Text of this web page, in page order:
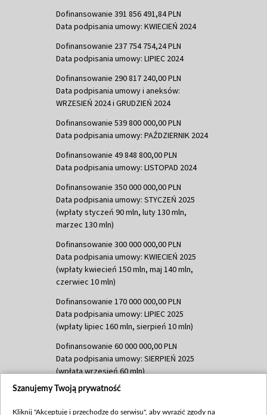
Dofinansowanie 391 856 491,84 PLN
Data podpisania umowy: KWIECIEŃ 2024
Dofinansowanie 237 754 754,24 PLN
Data podpisania umowy: LIPIEC 2024
Dofinansowanie 290 817 240,00 PLN
Data podpisania umowy i aneksów:
WRZESIEŃ 2024 i GRUDZIEŃ 2024
Dofinansowanie 539 800 000,00 PLN
Data podpisania umowy: PAŹDZIERNIK 2024
Dofinansowanie 49 848 800,00 PLN
Data podpisania umowy: LISTOPAD 2024
Dofinansowanie 350 000 000,00 PLN
Data podpisania umowy: STYCZEŃ 2025
(wpłaty styczeń 90 mln, luty 130 mln,
marzec 130 mln)
Dofinansowanie 300 000 000,00 PLN
Data podpisania umowy: KWIECIEŃ 2025
(wpłaty kwiecień 150 mln, maj 140 mln,
czerwiec 10 mln)
Dofinansowanie 170 000 000,00 PLN
Data podpisania umowy: LIPIEC 2025
(wpłaty lipiec 160 mln, sierpień 10 mln)
Dofinansowanie 60 000 000,00 PLN
Data podpisania umowy: SIERPIEŃ 2025
(wpłata wrzesień 60 mln)
Dofinansowanie 635 783 051,21 PLN
Szanujemy Twoją prywatność
Kliknij "Akceptuję i przechodzę do serwisu", aby wyrazić zgody na